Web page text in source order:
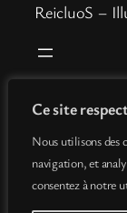
Ce site
Nous utilisons des
navigation, et
consentez à notre
ReicluoS –
Boutique
Info
Contact